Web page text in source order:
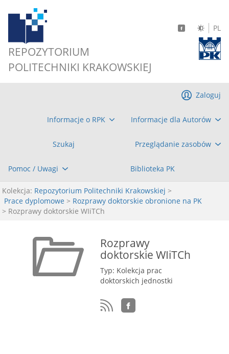
REPOZYTORIUM
POLITECHNIKI KRAKOWSKIEJ
PL
Informacje o RPK Informacje dla Autorów
Szukaj Przeglądanie zasobów
Pomoc / Uwagi Biblioteka PK
Zaloguj
Kolekcja: Repozytorium Politechniki Krakowskiej >
Prace dyplomowe > Rozprawy doktorskie obronione na PK
> Rozprawy doktorskie WIiTCh
Rozprawy
doktorskie WIiTCh
Typ: Kolekcja prac
doktorskich jednostki